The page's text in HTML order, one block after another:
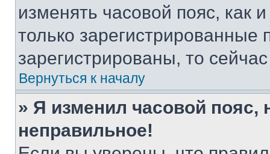
изменять часовой пояс, как
только
зарегистрированы, то
Вернуться к началу
» Я изменил часовой пояс,
неправильное!